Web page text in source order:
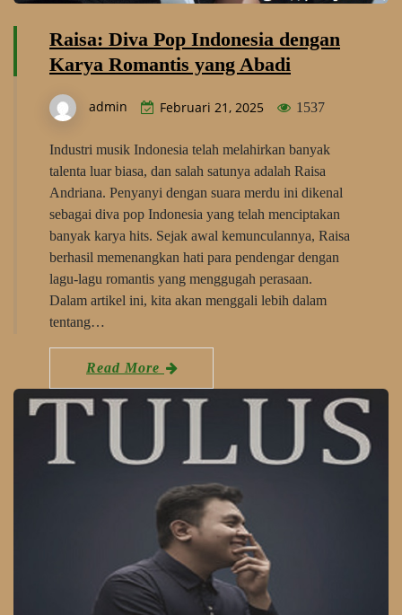
Raisa: Diva Pop Indonesia dengan
Karya Romantis yang Abadi
admin Februari 21, 2025 1537
Industri musik Indonesia telah melahirkan banyak
talenta luar biasa, dan salah satunya adalah Raisa
Andriana. Penyanyi dengan suara merdu ini dikenal
sebagai diva pop Indonesia yang telah menciptakan
banyak karya hits. Sejak awal kemunculannya, Raisa
berhasil memenangkan hati para pendengar dengan
lagu-lagu romantis yang menggugah perasaan.
Dalam artikel ini, kita akan menggali lebih dalam
tentang…
Read More